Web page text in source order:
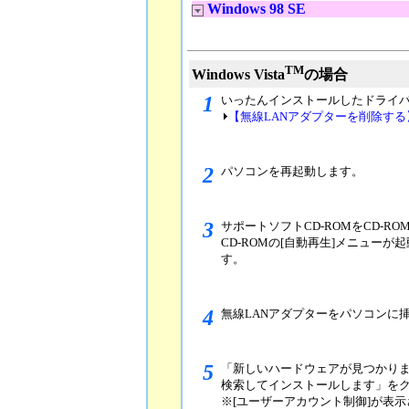
Windows 98 SE
Windows VistaTMの場合
1
いったんインストールしたドライ
【無線LANアダプターを削除す
2 パソコンを再起動します。
3 サポートソフトCD-ROMをCD-
CD-ROMの[自動再生]メニューが
す。
4 無線LANアダプターをパソコンに
5
「新しいハードウェアが見つか
検索してインストールします」を
※[ユーザーアカウント制御]が表